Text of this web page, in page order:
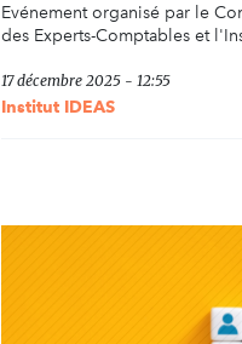
Evénement organisé par le
des Experts-Comptables et
17 décembre 2025 - 12:55
Institut IDEAS